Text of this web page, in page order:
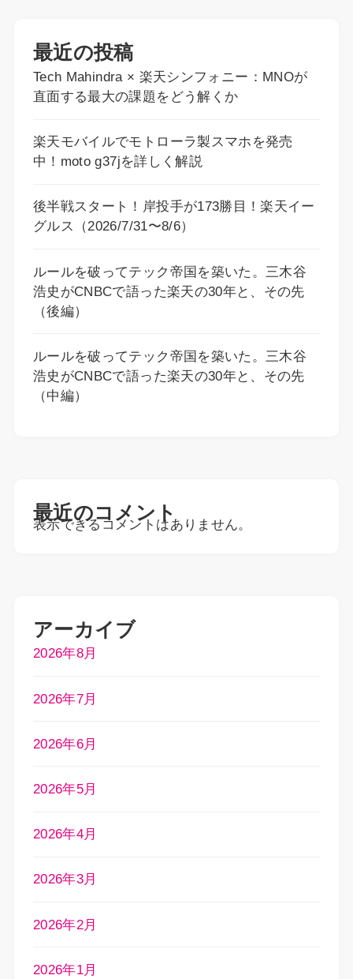
最近の投稿
Tech Mahindra × 楽天シンフォニー：MNOが
直面する最大の課題をどう解くか
楽天モバイルでモトローラ製スマホを発売
中！moto g37jを詳しく解説
後半戦スタート！岸投手が173勝目！楽天イー
グルス（2026/7/31〜8/6）
ルールを破ってテック帝国を築いた。三木谷
浩史がCNBCで語った楽天の30年と、その先
（後編）
ルールを破ってテック帝国を築いた。三木谷
浩史がCNBCで語った楽天の30年と、その先
（中編）
最近のコメント
表示できるコメントはありません。
アーカイブ
2026年8月
2026年7月
2026年6月
2026年5月
2026年4月
2026年3月
2026年2月
2026年1月